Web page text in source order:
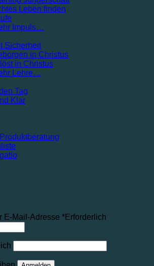
Leben finden
Impuls…
Sicherheit
in Christus
in Christus
Lehre…
Tag
Klar
E-Mail-Adresse *Erforderlich